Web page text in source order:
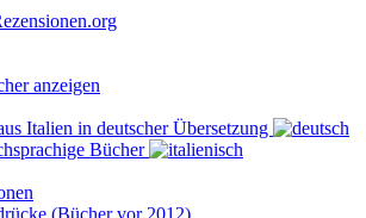
.org
anzeigen
Italien in deutscher Übersetzung
Bücher
(Bücher vor 2012)